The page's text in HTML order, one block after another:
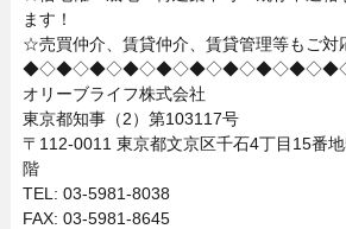
ます！
☆売買仲介、賃貸仲介、賃貸管理等もご対
オリーブライフ株式会社
東京都知事（2）第103117号
〒112-0011 東京都文京区千石4丁目15番
階
TEL: 03-5981-8038
FAX: 03-5981-8645